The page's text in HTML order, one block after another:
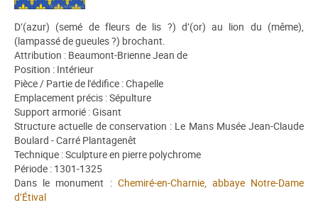
D’(azur) (semé de fleurs de lis ?) d’(or) au lion du (même),
(lampassé de gueules ?) brochant.
Attribution : Beaumont-Brienne Jean de
Position : Intérieur
Pièce / Partie de l'édifice : Chapelle
Emplacement précis : Sépulture
Support armorié : Gisant
Structure actuelle de conservation : Le Mans Musée Jean-Claude
Boulard - Carré Plantagenêt
Technique : Sculpture en pierre polychrome
Période : 1301-1325
Dans le monument : Chemiré-en-Charnie, abbaye Notre-Dame
d’Étival